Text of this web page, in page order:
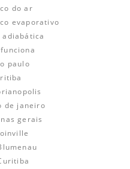
do ar
evaporativo
paulo
de janeiro
gerais